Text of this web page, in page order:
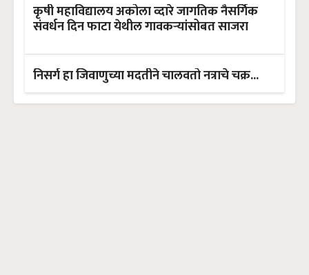
कृषी महाविद्यालय अकोला व्दारे जागतिक नैसर्गिक
संवर्धन दिन फाटा येथील गावकऱ्यांसोबत साजरा
निसर्ग हा जिवाणुच्या मदतीने चालवतो नत्राचे चक्र...